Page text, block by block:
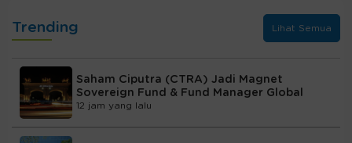
Trending Lihat Semua
Saham Ciputra (CTRA) Jadi Magnet
Sovereign Fund & Fund Manager Global
12 jam yang lalu